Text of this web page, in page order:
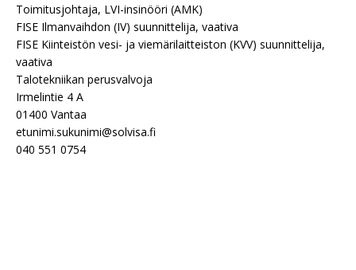
Toimitusjohtaja, LVI-insinööri (AMK)
FISE Ilmanvaihdon (IV) suunnittelija, vaativa
FISE Kiinteistön vesi- ja viemärilaitteiston (KVV) suunnittelija,
vaativa
Talotekniikan perusvalvoja
Irmelintie 4 A
01400 Vantaa
etunimi.sukunimi@solvisa.fi
040 551 0754